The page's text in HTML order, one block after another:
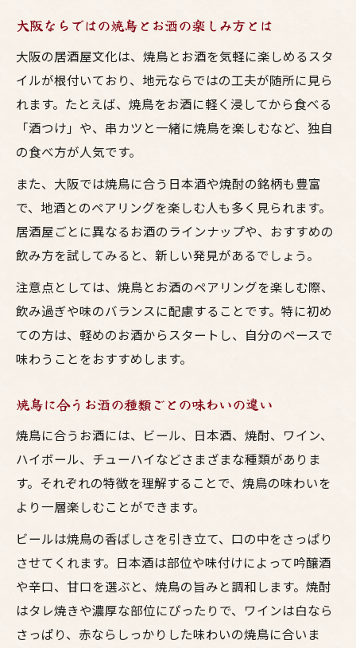
大阪ならではの焼鳥とお酒の楽しみ方とは
大阪の居酒屋文化は、焼鳥とお酒を気軽に楽しめるスタ
イルが根付いており、地元ならではの工夫が随所に見ら
れます。たとえば、焼鳥をお酒に軽く浸してから食べる
「酒つけ」や、串カツと一緒に焼鳥を楽しむなど、独自
の食べ方が人気です。
また、大阪では焼鳥に合う日本酒や焼酎の銘柄も豊富
で、地酒とのペアリングを楽しむ人も多く見られます。
居酒屋ごとに異なるお酒のラインナップや、おすすめの
飲み方を試してみると、新しい発見があるでしょう。
注意点としては、焼鳥とお酒のペアリングを楽しむ際、
飲み過ぎや味のバランスに配慮することです。特に初め
ての方は、軽めのお酒からスタートし、自分のペースで
味わうことをおすすめします。
焼鳥に合うお酒の種類ごとの味わいの違い
焼鳥に合うお酒には、ビール、日本酒、焼酎、ワイン、
ハイボール、チューハイなどさまざまな種類がありま
す。それぞれの特徴を理解することで、焼鳥の味わいを
より一層楽しむことができます。
ビールは焼鳥の香ばしさを引き立て、口の中をさっぱり
させてくれます。日本酒は部位や味付けによって吟醸酒
や辛口、甘口を選ぶと、焼鳥の旨みと調和します。焼酎
はタレ焼きや濃厚な部位にぴったりで、ワインは白なら
さっぱり、赤ならしっかりした味わいの焼鳥に合いま